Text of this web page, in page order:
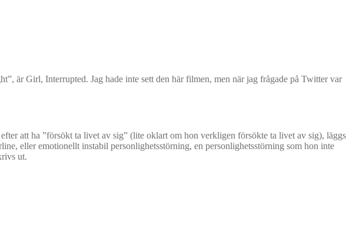
är Girl, Interrupted. Jag hade inte sett den här filmen, men när jag frågade på Twitter var
att ha ”försökt ta livet av sig” (lite oklart om hon verkligen försökte ta livet av sig), läggs
eller emotionellt instabil personlighetsstörning, en personlighetsstörning som hon inte
ut.